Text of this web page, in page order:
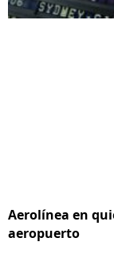
Aerolínea en
aeropuerto